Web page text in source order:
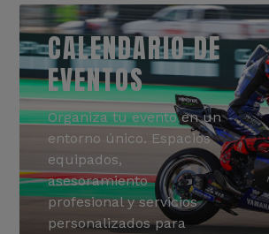
CALENDARIO DE
EVENTOS
Organiza tu evento en un
entorno único. Espacios
equipados,
asesoramiento
profesional y servicios
personalizados para